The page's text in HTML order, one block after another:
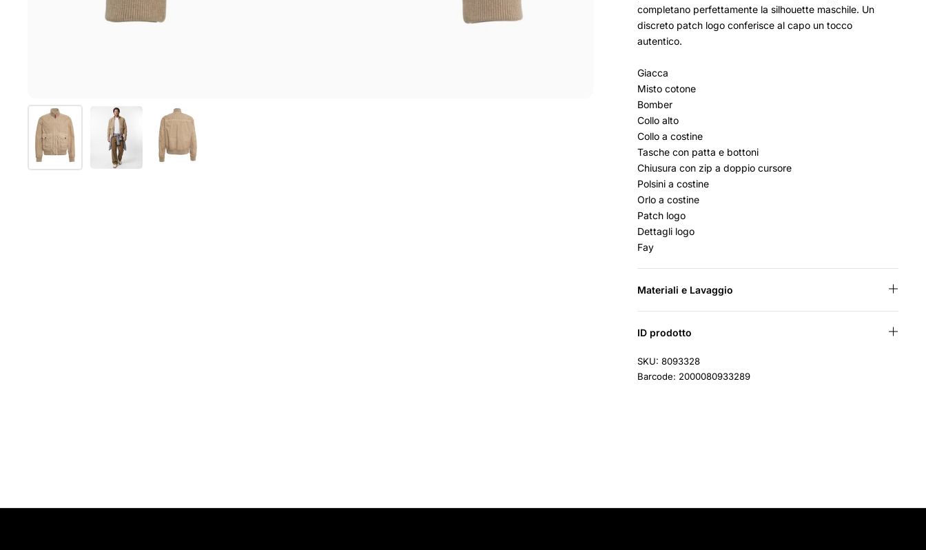
completano perfettamente la silhouette maschile. Un
discreto patch logo conferisce al capo un tocco
autentico.
Giacca
Misto cotone
Bomber
Collo alto
Collo a costine
Tasche con patta e bottoni
Chiusura con zip a doppio cursore
Polsini a costine
Orlo a costine
Patch logo
Dettagli logo
Fay
Materiali e Lavaggio
ID prodotto
SKU: 8093328
Barcode: 2000080933289